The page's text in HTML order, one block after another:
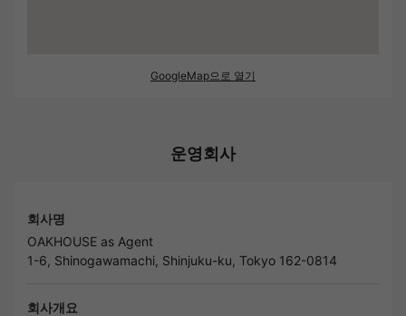
GoogleMap으로 열기
운영회사
회사명
OAKHOUSE as Agent
1-6, Shinogawamachi, Shinjuku-ku, Tokyo 162-0814
회사개요